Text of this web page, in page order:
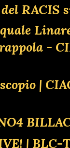
RACIS
-
|
|